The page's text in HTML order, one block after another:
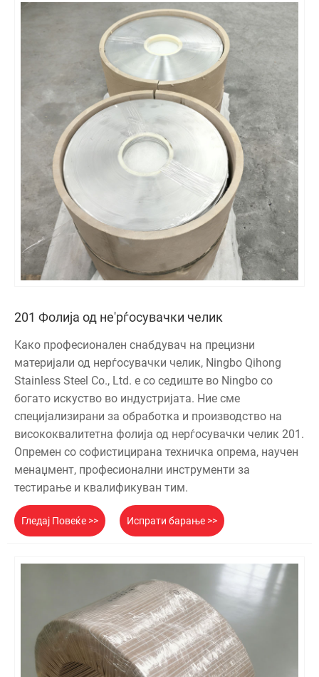
201 Фолија од не'рѓосувачки челик
Како професионален снабдувач на прецизни
материјали од нерѓосувачки челик, Ningbo Qihong
Stainless Steel Co., Ltd. е со седиште во Ningbo со
богато искуство во индустријата. Ние сме
специјализирани за обработка и производство на
висококвалитетна фолија од нерѓосувачки челик 201.
Опремен со софистицирана техничка опрема, научен
менаџмент, професионални инструменти за
тестирање и квалификуван тим.
Гледај Повеќе >> Испрати барање >>